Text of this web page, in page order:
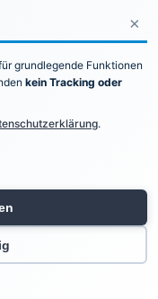
Software
64
grundlegende Funktionen
kein Tracking oder
.
×